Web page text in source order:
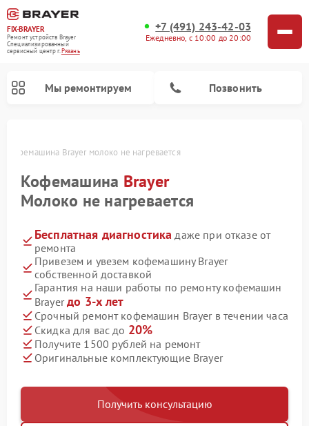
FIX-BRAYER
Ремонт устройств Brayer
Специализированный
cервисный центр г.Рязань
+7 (491) 243-42-03
Ежедневно, с 10:00 до 20:00
Мы ремонтируем Позвонить
Кофемашина Brayer молоко не нагревается
Кофемашина Brayer
Молоко не нагревается
Бесплатная диагностика даже при отказе от
ремонта
Привезем и увезем кофемашину Brayer
собственной доставкой
Гарантия на наши работы по ремонту кофемашин
Brayerдо 3-х лет
Срочный ремонт кофемашин Brayer в течении часа
Скидка для вас до 20%
Получите 1500 рублей на ремонт
Оригинальные комплектующие Brayer
Получить консультацию